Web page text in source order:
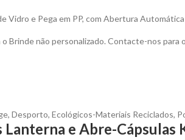
Vidro e Pega em PP, com Abertura
Brinde não personalizado. Contacte-nos
, Desporto, Ecológicos-Materiais Reciclados,
Lanterna e Abre-Cápsulas